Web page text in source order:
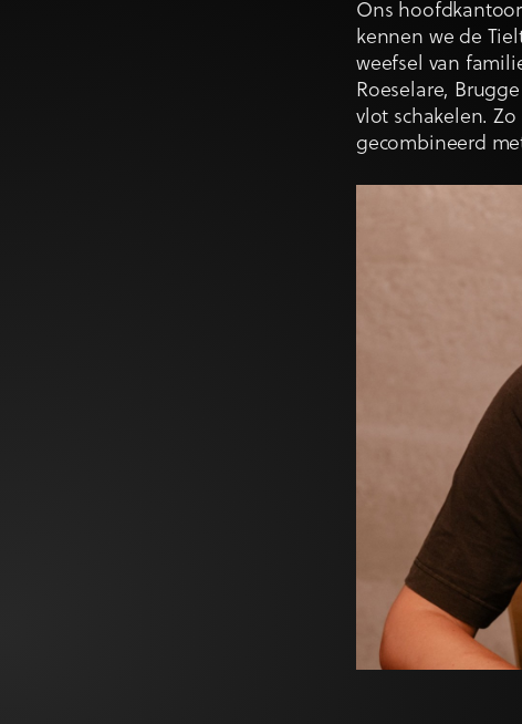
Ons
kennen we de
weefsel van
Roeselare,
vlot schakelen.
gecombineerd